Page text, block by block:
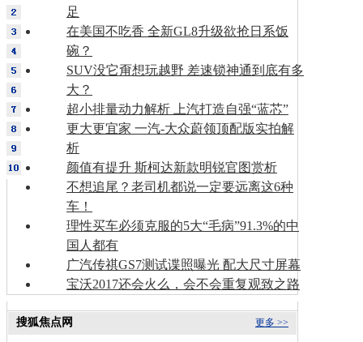
足
在美国不吃香 全新GL8升级欲抢日系饭
碗？
SUV没它甭想玩越野 差速锁神通到底有多
大？
超小排量动力解析 上汽打造自强“蓝芯”
更大更宜家 一汽-大众蔚领顶配版实拍解
析
颜值有提升 斯柯达新款明锐官图赏析
不想追尾？老司机都说一定要远离这6种
车！
理性买车必须克服的5大“毛病”91.3%的中
国人都有
广汽传祺GS7测试谍照曝光 配大尺寸屏幕
宝沃2017还会火么，会不会重复观致之路
更多 >>
搜狐焦点网